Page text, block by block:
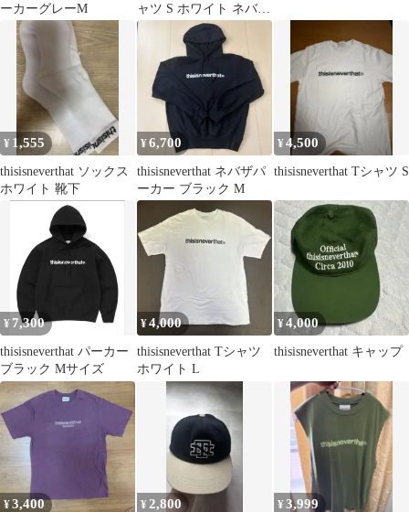
ーカーグレーM
ャツ S ホワイト ネバザ
韓国ブランド
¥ 1,555
thisisneverthat ソックス
ホワイト 靴下
¥6,700
thisisneverthat ネバザパ
ーカー ブラック M
¥4,500
thisisneverthat Tシャツ S
¥ 7,300
thisisneverthat パーカー
ブラック Mサイズ
¥4,000
thisisneverthat Tシャツ
ホワイト L
¥4,000
thisisneverthat キャップ
¥3,400 ¥ 2,800 ¥3,999